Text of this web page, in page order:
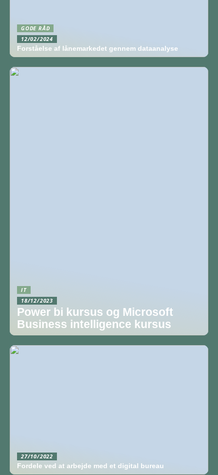
GODE RÅD
12/02/2024
Forståelse af lånemarkedet gennem dataanalyse
IT
18/12/2023
Power bi kursus og Microsoft
Business intelligence kursus
27/10/2022
Fordele ved at arbejde med et digital bureau